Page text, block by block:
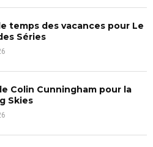
C
H
temps des vacances pour Le
Séries
Colin Cunningham pour la
Skies